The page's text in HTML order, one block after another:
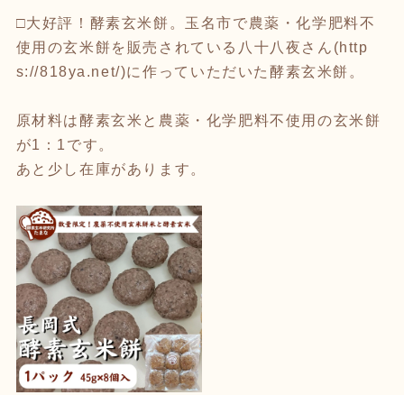
□大好評！酵素玄米餅。玉名市で農薬・化学肥料不
使用の玄米餅を販売されている八十八夜さん(http
s://818ya.net/)に作っていただいた酵素玄米餅。
原材料は酵素玄米と農薬・化学肥料不使用の玄米餅
が1：1です。
あと少し在庫があります。